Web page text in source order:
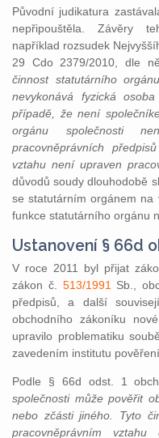
Původní judikatura
nepřipouštěla. Závěry
například rozsudek
29 Cdo 2379/2010, dle
činnost statutárního
nevykonává fyzická
případě, že není
orgánu společnosti
pracovněprávních
vztahu není upraven
důvodů soudy dlouhodobě
se statutárním orgánem na
funkce statutárního orgánu
Ustanovení § 66d
V roce 2011 byl přijat
zákon č. 513/1991
Sb.,
předpisů, a další
obchodního zákoníku
upravilo problematiku
zavedením institutu
Podle § 66d odst. 1
společnosti může pověřit
nebo zčásti jiného. Tyto
pracovněprávním